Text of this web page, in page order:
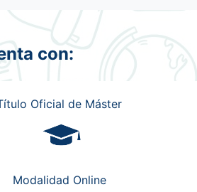
con:
Oficial de Máster
Modalidad Online